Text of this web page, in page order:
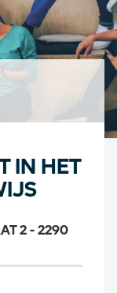
IN HET
2 - 2290